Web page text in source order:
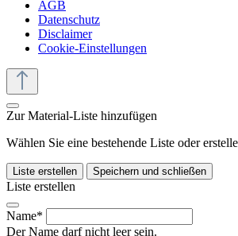
AGB
Datenschutz
Disclaimer
Cookie-Einstellungen
Zur Material-Liste hinzufügen
Wählen Sie eine bestehende Liste oder
Liste erstellen Speichern und schließen
Liste erstellen
Name*
Der Name darf nicht leer sein.